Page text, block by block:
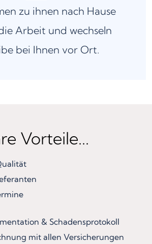
zu ihnen nach Hause
Arbeit und wechseln
bei Ihnen vor Ort.
Vorteile...
& Schadensprotokoll
mit allen Versicherungen